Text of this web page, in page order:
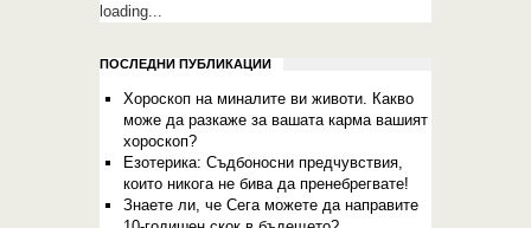
loading...
ПОСЛЕДНИ ПУБЛИКАЦИИ
Хороскоп на миналите ви животи. Какво
може да разкаже за вашата карма вашият
хороскоп?
Езотерика: Съдбоносни предчувствия,
които никога не бива да пренебрегвате!
Знаете ли, че Сега можете да направите